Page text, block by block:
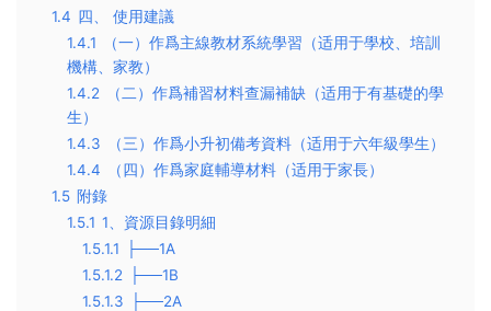
1.4 四、 使用建議
1.4.1
（一）作爲主線教材系統學習（适用于學校、培訓
機構、家教）
1.4.2
（二）作爲補習材料查漏補缺（适用于有基礎的學
生）
1.4.3
（三）作爲小升初備考資料（适用于六年級學生）
1.4.4
（四）作爲家庭輔導材料（适用于家長）
1.5 附錄
1.5.1 1、資源目錄明細
1.5.1.1
├──1A
1.5.1.2
├──1B
1.5.1.3
├──2A